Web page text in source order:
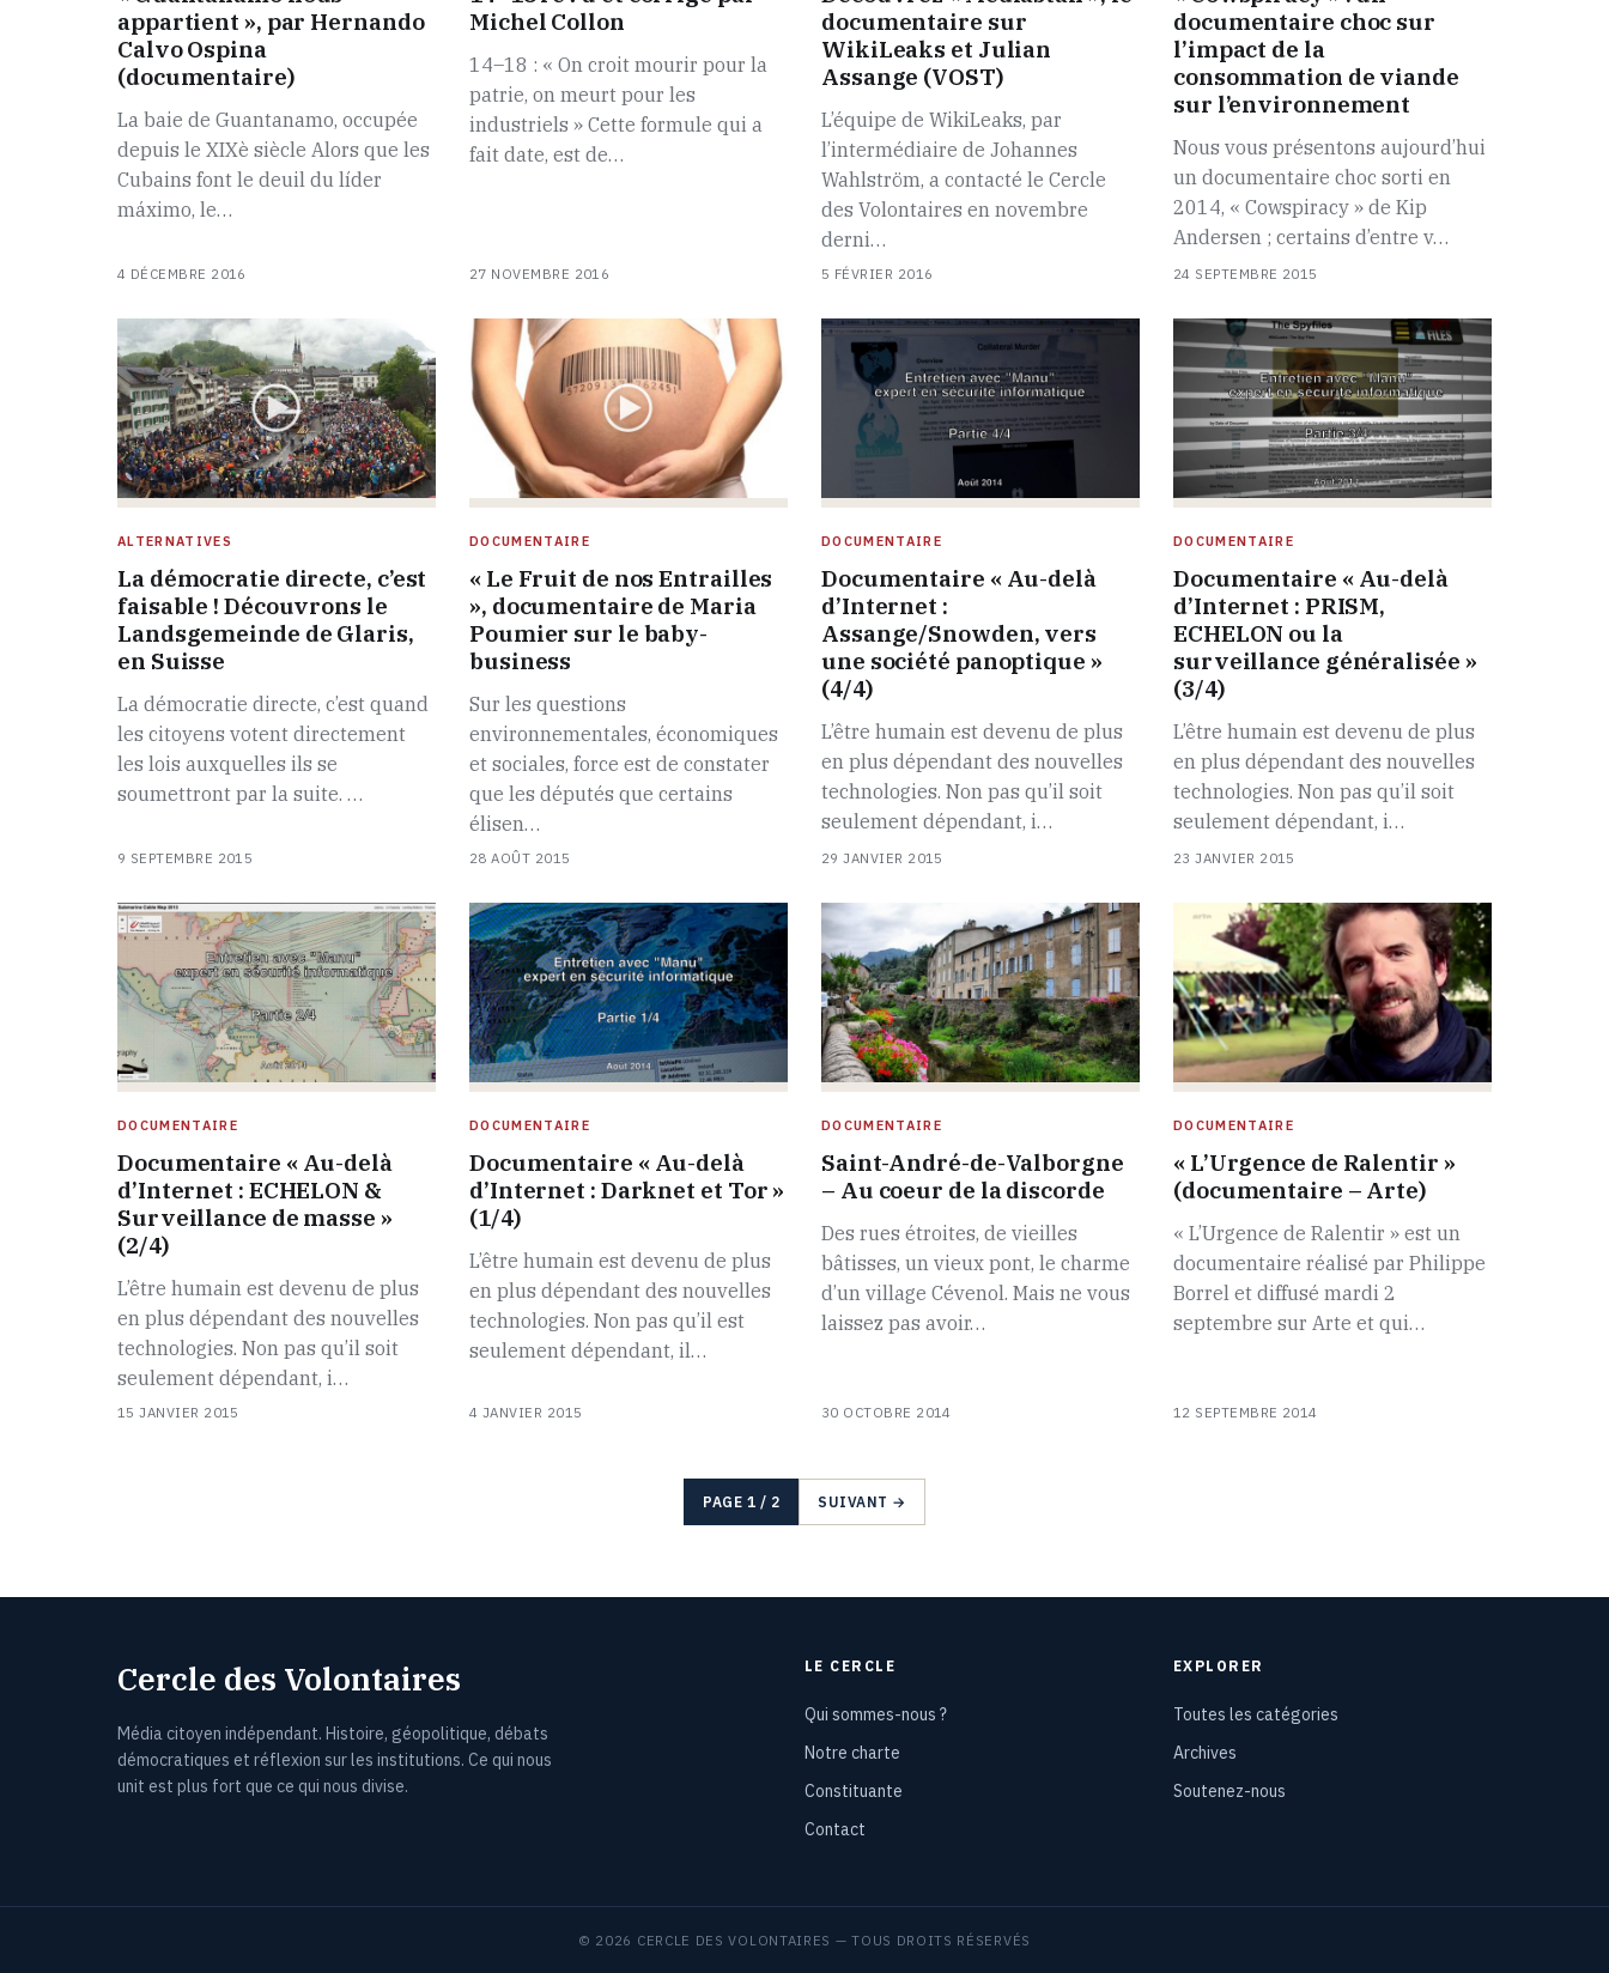
appartient », par Hernando
Calvo Ospina
(documentaire)
La baie de Guantanamo, occupée
depuis le XIXè siècle Alors que les
Cubains font le deuil du líder
máximo, le…
4 DÉCEMBRE 2016
Michel Collon
14–18 : « On croit mourir pour la
patrie, on meurt pour les
industriels » Cette formule qui a
fait date, est de…
27 NOVEMBRE 2016
documentaire sur
WikiLeaks et Julian
Assange (VOST)
L’équipe de WikiLeaks, par
l’intermédiaire de Johannes
Wahlström, a contacté le Cercle
des Volontaires en novembre
derni…
5 FÉVRIER 2016
documentaire choc sur
l’impact de la
consommation de viande
sur l’environnement
Nous vous présentons aujourd’hui
un documentaire choc sorti en
2014, « Cowspiracy » de Kip
Andersen ; certains d’entre v…
24 SEPTEMBRE 2015
ALTERNATIVES
La démocratie directe, c’est
faisable ! Découvrons le
Landsgemeinde de Glaris,
en Suisse
La démocratie directe, c’est quand
les citoyens votent directement
les lois auxquelles ils se
soumettront par la suite. …
9 SEPTEMBRE 2015
DOCUMENTAIRE
« Le Fruit de nos Entrailles
», documentaire de Maria
Poumier sur le baby-
business
Sur les questions
environnementales, économiques
et sociales, force est de constater
que les députés que certains
élisen…
28 AOÛT 2015
DOCUMENTAIRE
Documentaire « Au-delà
d’Internet :
Assange/Snowden, vers
une société panoptique »
(4/4)
L’être humain est devenu de plus
en plus dépendant des nouvelles
technologies. Non pas qu’il soit
seulement dépendant, i…
29 JANVIER 2015
DOCUMENTAIRE
Documentaire « Au-delà
d’Internet : PRISM,
ECHELON ou la
surveillance généralisée »
(3/4)
L’être humain est devenu de plus
en plus dépendant des nouvelles
technologies. Non pas qu’il soit
seulement dépendant, i…
23 JANVIER 2015
DOCUMENTAIRE
Documentaire « Au-delà
d’Internet : ECHELON &
Surveillance de masse »
(2/4)
L’être humain est devenu de plus
en plus dépendant des nouvelles
technologies. Non pas qu’il soit
seulement dépendant, i…
15 JANVIER 2015
DOCUMENTAIRE
Documentaire « Au-delà
d’Internet : Darknet et Tor »
(1/4)
L’être humain est devenu de plus
en plus dépendant des nouvelles
technologies. Non pas qu’il est
seulement dépendant, il…
4 JANVIER 2015
DOCUMENTAIRE
Saint-André-de-Valborgne
– Au coeur de la discorde
Des rues étroites, de vieilles
bâtisses, un vieux pont, le charme
d’un village Cévenol. Mais ne vous
laissez pas avoir…
30 OCTOBRE 2014
DOCUMENTAIRE
« L’Urgence de Ralentir »
(documentaire – Arte)
« L’Urgence de Ralentir » est un
documentaire réalisé par Philippe
Borrel et diffusé mardi 2
septembre sur Arte et qui…
12 SEPTEMBRE 2014
PAGE 1 / 2 SUIVANT →
Cercle des Volontaires
Média citoyen indépendant. Histoire, géopolitique, débats
démocratiques et réflexion sur les institutions. Ce qui nous
unit est plus fort que ce qui nous divise.
LE CERCLE
Qui sommes-nous ?
Notre charte
Constituante
Contact
EXPLORER
Toutes les catégories
Archives
Soutenez-nous
© 2026 CERCLE DES VOLONTAIRES — TOUS DROITS RÉSERVÉS